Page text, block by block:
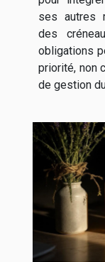
ses autres
des
obligations
priorité, non
de gestion